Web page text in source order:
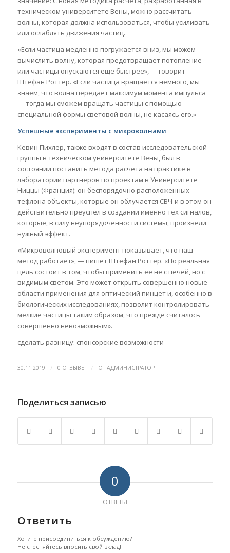
техническом университете Вены, можно рассчитать
волны, которая должна использоваться, чтобы усиливать
или ослаблять движения частиц.
«Если частица медленно погружается вниз, мы можем
вычислить волну, которая предотвращает потопление
или частицы опускаются еще быстрее», — говорит
Штефан Роттер. «Если частица вращается немного, мы
знаем, что волна передает максимум момента импульса
— тогда мы сможем вращать частицы с помощью
специальной формы световой волны, не касаясь его.»
Успешные эксперименты с микроволнами
Кевин Пихлер, также входят в состав исследовательской
группы в техническом университете Вены, был в
состоянии поставить метода расчета на практике в
лаборатории партнеров по проектам в Университете
Ниццы (Франция): он беспорядочно расположенных
тефлона объекты, которые он облучается СВЧ-и в этом он
действительно преуспел в создании именно тех сигналов,
которые, в силу неупорядоченности системы, произвели
нужный эффект.
«Микроволновый эксперимент показывает, что наш
метод работает», — пишет Штефан Роттер. «Но реальная
цель состоит в том, чтобы применить ее не с печей, но с
видимым светом. Это может открыть совершенно новые
области применения для оптический пинцет и, особенно в
биологических исследованиях, позволит контролировать
мелкие частицы таким образом, что прежде считалось
совершенно невозможным».
сделать разницу: спонсорские возможности
30.11.2019 / 0 ОТЗЫВЫ / ОТАДМИНИСТРАТОР
Поделиться записью
0
ОТВЕТЫ
Ответить
Хотите присоединиться к обсуждению?
Не стесняйтесь вносить свой вклад!